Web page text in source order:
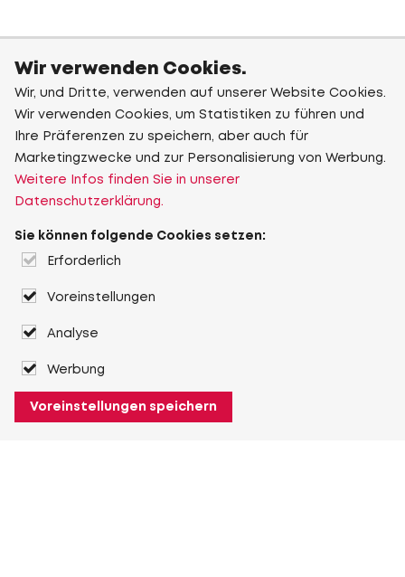
Wir verwenden Cookies.
Wir, und Dritte, verwenden auf unserer Website Cookies.
Wir verwenden Cookies, um Statistiken zu führen und
Ihre Präferenzen zu speichern, aber auch für
Marketingzwecke und zur Personalisierung von Werbung.
Weitere Infos finden Sie in unserer
Datenschutzerklärung.
Sie können folgende Cookies setzen:
Erforderlich
Voreinstellungen
Analyse
Werbung
Voreinstellungen speichern